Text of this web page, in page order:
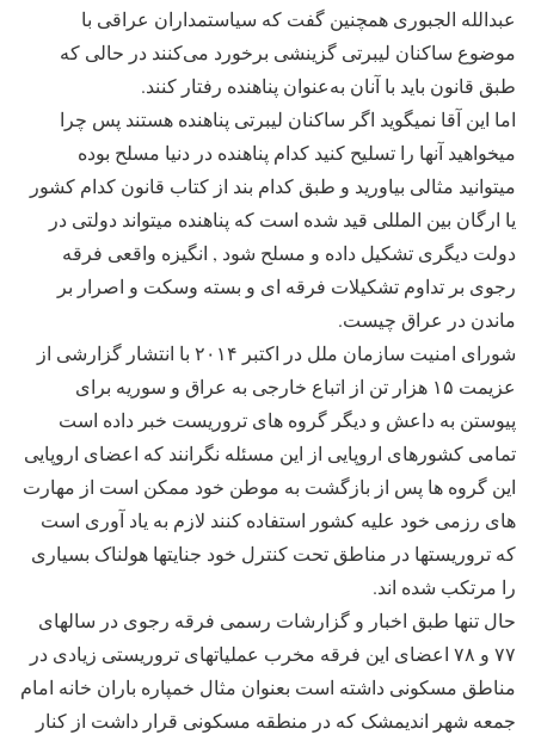
عبدالله الجبوری همچنین گفت که سیاستمداران عراقی با
موضوع ساکنان لیبرتی گزینشی برخورد می‌کنند در حالی که
طبق قانون باید ‏با آنان به‌عنوان پناهنده رفتار کنند.
اما این آقا نمیگوید اگر ساکنان لیبرتی پناهنده هستند پس چرا
میخواهید آنها را تسلیح کنید کدام پناهنده در دنیا مسلح بوده
میتوانید مثالی بیاورید و طبق کدام بند از کتاب قانون کدام کشور
یا ارگان بین المللی قید شده است که پناهنده میتواند دولتی در
دولت دیگری تشکیل داده و مسلح شود , انگیزه واقعی فرقه
رجوی بر تداوم تشکیلات فرقه ای و بسته وسکت و اصرار بر
ماندن در عراق چیست.
شورای امنیت سازمان ملل در اکتبر ۲۰۱۴ با انتشار گزارشی از
عزیمت ۱۵ هزار تن از اتباع خارجی به عراق و سوریه برای
پیوستن به داعش و دیگر گروه های تروریست خبر داده است
تمامی کشورهای اروپایی از این مسئله نگرانند که اعضای اروپایی
این گروه ها پس از بازگشت به موطن خود ممکن است از مهارت
های رزمی خود علیه کشور استفاده کنند لازم به یاد آوری است
که تروریستها در مناطق تحت کنترل خود جنایتها هولناک بسیاری
را مرتکب شده اند.
حال تنها طبق اخبار و گزارشات رسمی فرقه رجوی در سالهای
۷۷ و ۷۸ اعضای این فرقه مخرب عملیاتهای تروریستی زیادی در
مناطق مسکونی داشته است بعنوان مثال خمپاره باران خانه امام
جمعه شهر اندیمشک که در منطقه مسکونی قرار داشت از کنار